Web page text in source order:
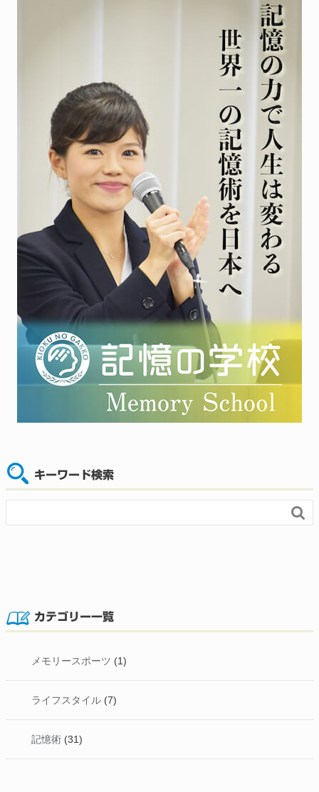
キーワード検索

カテゴリー一覧
メモリースポーツ (1)
ライフスタイル (7)
記憶術 (31)